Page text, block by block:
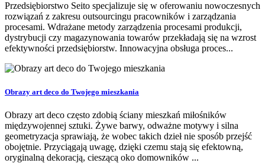
Przedsiębiorstwo Seito specjalizuje się w oferowaniu nowoczesnych
rozwiązań z zakresu outsourcingu pracowników i zarządzania
procesami. Wdrażane metody zarządzenia procesami produkcji,
dystrybucji czy magazynowania towarów przekładają się na wzrost
efektywności przedsiębiorstw. Innowacyjna obsługa proces...
Obrazy art deco do Twojego mieszkania
Obrazy art deco często zdobią ściany mieszkań miłośników
międzywojennej sztuki. Żywe barwy, odważne motywy i silna
geometryzacja sprawiają, że wobec takich dzieł nie sposób przejść
obojętnie. Przyciągają uwagę, dzięki czemu stają się efektowną,
oryginalną dekoracją, cieszącą oko domowników ...